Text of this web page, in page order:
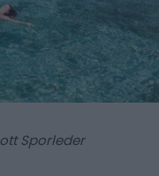
Sporleder